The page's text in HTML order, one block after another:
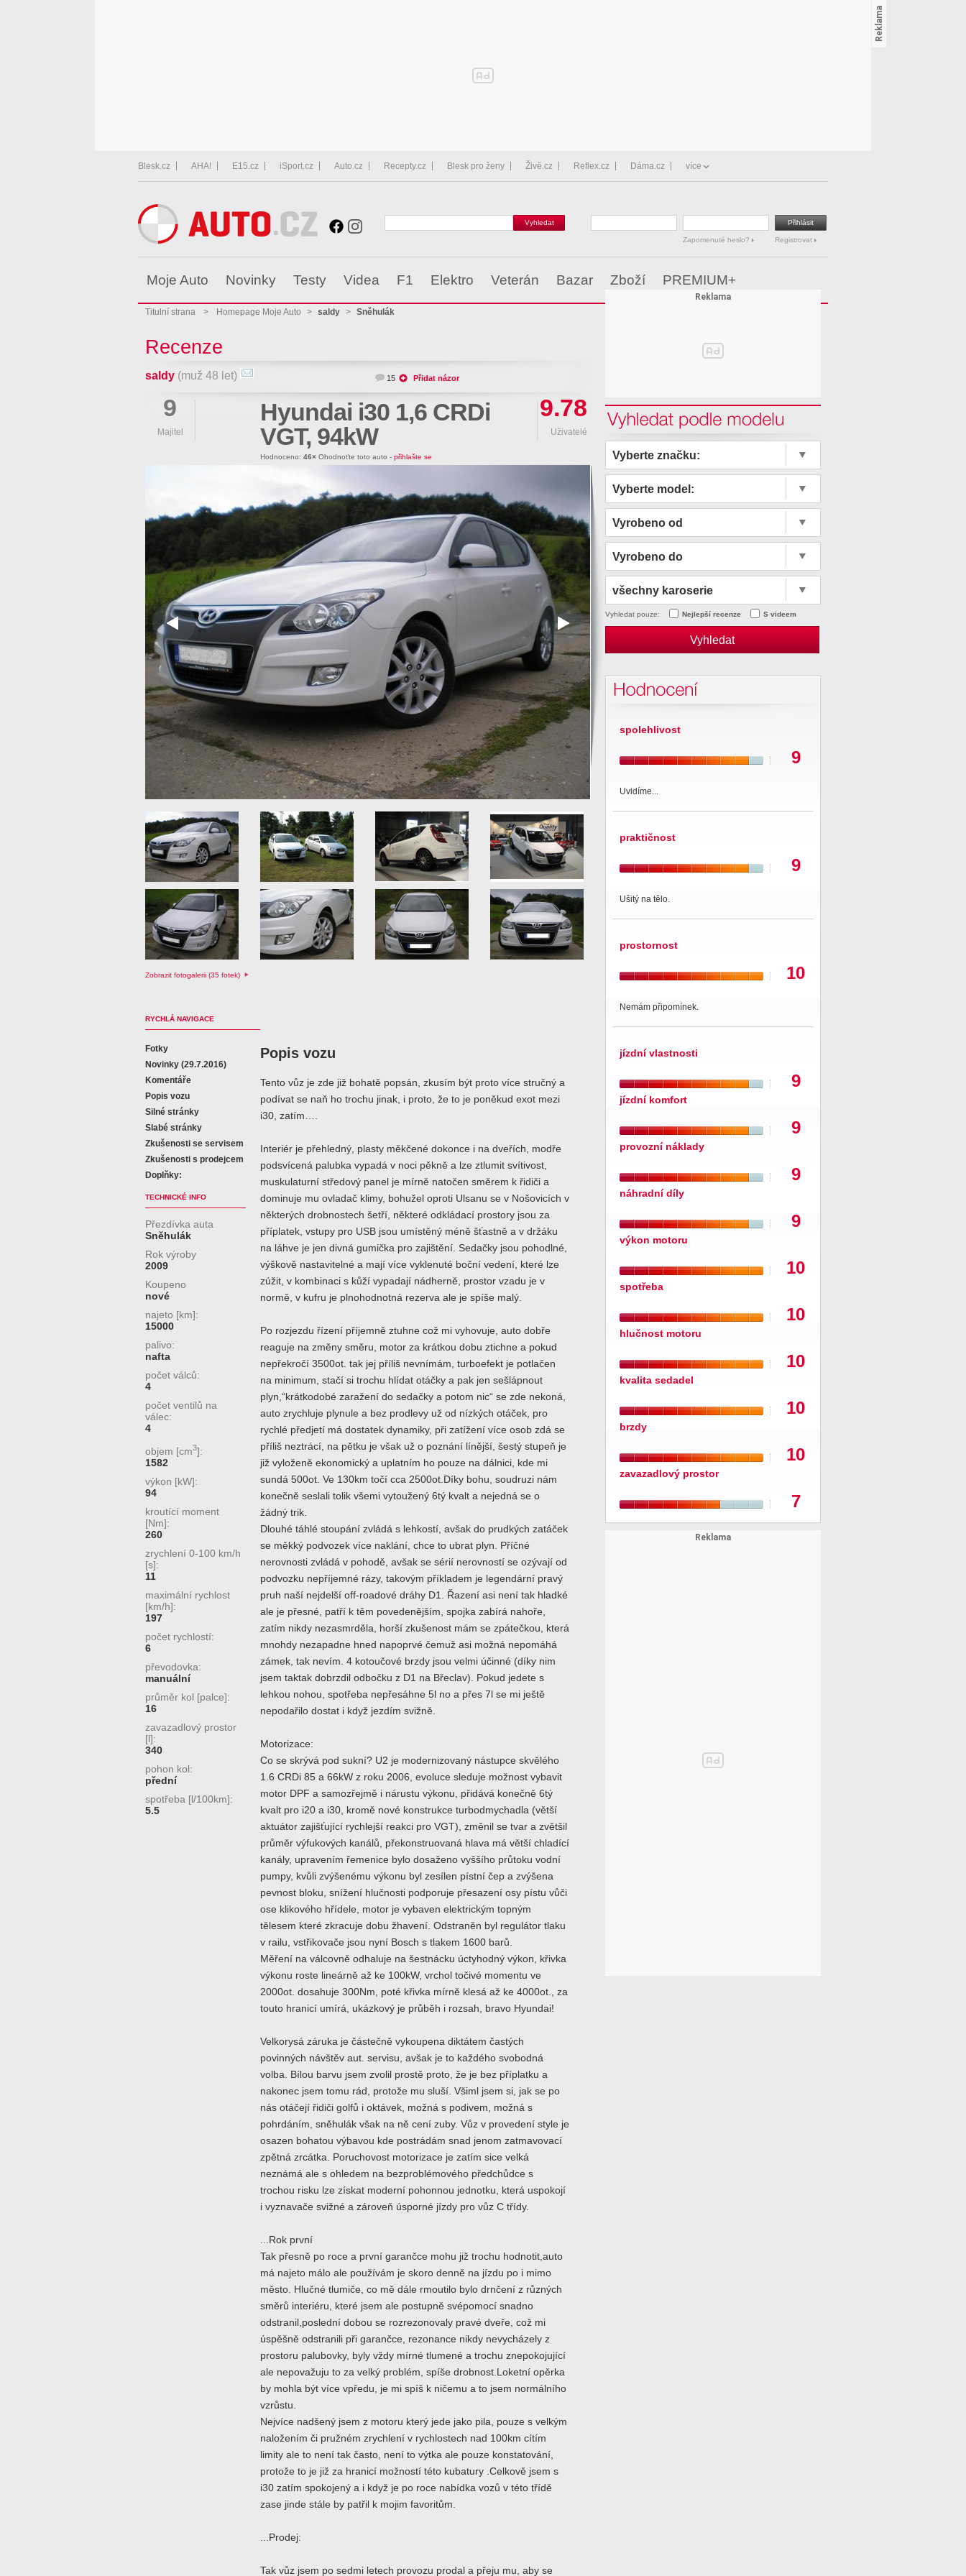
Blesk.cz AHA! E15.cz iSport.cz Auto.cz Recepty.cz Blesk pro ženy Živě.cz Reflex.cz Dáma.cz více
Zapomenuté heslo? Registrovat
Moje Auto Novinky Testy Videa F1 Elektro Veterán Bazar Zboží PREMIUM+
Titulní strana > Homepage Moje Auto > saldy > Sněhulák
Recenze
saldy (muž 48 let) 15 Přidat názor
9
Majitel
Hyundai i30 1,6 CRDi
VGT, 94kW
9.78
Uživatelé
Hodnoceno: 46× Ohodnoťte toto auto - přihlašte se
Zobrazit fotogalerii (35 fotek)
RYCHLÁ NAVIGACE
Fotky
Novinky (29.7.2016)
Komentáře
Popis vozu
Silné stránky
Slabé stránky
Zkušenosti se servisem
Zkušenosti s prodejcem
Doplňky:
TECHNICKÉ INFO
Přezdívka auta
Sněhulák
Rok výroby
2009
Koupeno
nové
najeto [km]:
15000
palivo:
nafta
počet válců:
4
počet ventilů na
válec:
4
objem [cm3]:
1582
výkon [kW]:
94
kroutící moment
[Nm]:
260
zrychlení 0-100 km/h
[s]:
11
maximální rychlost
[km/h]:
197
počet rychlostí:
6
převodovka:
manuální
průměr kol [palce]:
16
zavazadlový prostor
[l]:
340
pohon kol:
přední
spotřeba [l/100km]:
5.5
Popis vozu
Tento vůz je zde již bohatě popsán, zkusím být proto více stručný a
podívat se naň ho trochu jinak, i proto, že to je poněkud exot mezi
i30, zatím….
Interiér je přehledný, plasty měkčené dokonce i na dveřích, modře
podsvícená palubka vypadá v noci pěkně a lze ztlumit svítivost,
muskulaturní středový panel je mírně natočen směrem k řidiči a
dominuje mu ovladač klimy, bohužel oproti Ulsanu se v Nošovicích v
některých drobnostech šetří, některé odkládací prostory jsou za
příplatek, vstupy pro USB jsou umístěný méně šťastně a v držáku
na láhve je jen divná gumička pro zajištění. Sedačky jsou pohodlné,
výškově nastavitelné a mají více vyklenuté boční vedení, které lze
zúžit, v kombinaci s kůží vypadají nádherně, prostor vzadu je v
normě, v kufru je plnohodnotná rezerva ale je spíše malý.
Po rozjezdu řízení příjemně ztuhne což mi vyhovuje, auto dobře
reaguje na změny směru, motor za krátkou dobu ztichne a pokud
nepřekročí 3500ot. tak jej příliš nevnímám, turboefekt je potlačen
na minimum, stačí si trochu hlídat otáčky a pak jen sešlápnout
plyn,“krátkodobé zaražení do sedačky a potom nic“ se zde nekoná,
auto zrychluje plynule a bez prodlevy už od nízkých otáček, pro
rychlé předjetí má dostatek dynamiky, při zatížení více osob zdá se
příliš neztrácí, na pětku je však už o poznání línější, šestý stupeň je
již vyloženě ekonomický a uplatním ho pouze na dálnici, kde mi
sundá 500ot. Ve 130km točí cca 2500ot.Díky bohu, soudruzi nám
konečně seslali tolik všemi vytoužený 6tý kvalt a nejedná se o
žádný trik.
Dlouhé táhlé stoupání zvládá s lehkostí, avšak do prudkých zatáček
se měkký podvozek více naklání, chce to ubrat plyn. Příčné
nerovnosti zvládá v pohodě, avšak se sérií nerovností se ozývají od
podvozku nepříjemné rázy, takovým příkladem je legendární pravý
pruh naší nejdelší off-roadové dráhy D1. Řazení asi není tak hladké
ale je přesné, patří k těm povedenějším, spojka zabírá nahoře,
zatím nikdy nezasmrděla, horší zkušenost mám se zpátečkou, která
mnohdy nezapadne hned napoprvé čemuž asi možná nepomáhá
zámek, tak nevím. 4 kotoučové brzdy jsou velmi účinné (díky nim
jsem taktak dobrzdil odbočku z D1 na Břeclav). Pokud jedete s
lehkou nohou, spotřeba nepřesáhne 5l no a přes 7l se mi ještě
nepodařilo dostat i když jezdím svižně.
Motorizace:
Co se skrývá pod sukní? U2 je modernizovaný nástupce skvělého
1.6 CRDi 85 a 66kW z roku 2006, evoluce sleduje možnost vybavit
motor DPF a samozřejmě i nárustu výkonu, přidává konečně 6tý
kvalt pro i20 a i30, kromě nové konstrukce turbodmychadla (větší
aktuátor zajišťující rychlejší reakci pro VGT), změnil se tvar a zvětšil
průměr výfukových kanálů, překonstruovaná hlava má větší chladící
kanály, upravením řemenice bylo dosaženo vyššího průtoku vodní
pumpy, kvůli zvýšenému výkonu byl zesílen pístní čep a zvýšena
pevnost bloku, snížení hlučnosti podporuje přesazení osy pístu vůči
ose klikového hřídele, motor je vybaven elektrickým topným
tělesem které zkracuje dobu žhavení. Odstraněn byl regulátor tlaku
v railu, vstřikovače jsou nyní Bosch s tlakem 1600 barů.
Měření na válcovně odhaluje na šestnácku úctyhodný výkon, křivka
výkonu roste lineárně až ke 100kW, vrchol točivé momentu ve
2000ot. dosahuje 300Nm, poté křivka mírně klesá až ke 4000ot., za
touto hranicí umírá, ukázkový je průběh i rozsah, bravo Hyundai!
Velkorysá záruka je částečně vykoupena diktátem častých
povinných návštěv aut. servisu, avšak je to každého svobodná
volba. Bílou barvu jsem zvolil prostě proto, že je bez příplatku a
nakonec jsem tomu rád, protože mu sluší. Všiml jsem si, jak se po
nás otáčejí řidiči golfů i oktávek, možná s podivem, možná s
pohrdáním, sněhulák však na ně cení zuby. Vůz v provedení style je
osazen bohatou výbavou kde postrádám snad jenom zatmavovací
zpětná zrcátka. Poruchovost motorizace je zatím sice velká
neznámá ale s ohledem na bezproblémového předchůdce s
trochou risku lze získat moderní pohonnou jednotku, která uspokojí
i vyznavače svižné a zároveň úsporné jízdy pro vůz C třídy.
...Rok první
Tak přesně po roce a první garančce mohu již trochu hodnotit,auto
má najeto málo ale používám je skoro denně na jízdu po i mimo
město. Hlučné tlumiče, co mě dále rmoutilo bylo drnčení z různých
směrů interiéru, které jsem ale postupně svépomocí snadno
odstranil,poslední dobou se rozrezonovaly pravé dveře, což mi
úspěšně odstranili při garančce, rezonance nikdy nevycházely z
prostoru palubovky, byly vždy mírné tlumené a trochu znepokojující
ale nepovažuju to za velký problém, spíše drobnost.Loketní opěrka
by mohla být více vpředu, je mi spíš k ničemu a to jsem normálního
vzrůstu.
Nejvíce nadšený jsem z motoru který jede jako pila, pouze s velkým
naložením či pružném zrychlení v rychlostech nad 100km cítím
limity ale to není tak často, není to výtka ale pouze konstatování,
protože to je již za hranicí možností této kubatury .Celkově jsem s
i30 zatím spokojený a i když je po roce nabídka vozů v této třídě
zase jinde stále by patřil k mojim favoritům.
...Prodej:
Tak vůz jsem po sedmi letech provozu prodal a přeju mu, aby se
Vyhledat podle modelu
Vyberte značku:
Vyberte model:
Vyrobeno od
Vyrobeno do
všechny karoserie
Vyhledat pouze: Nejlepší recenze S videem
Hodnocení
spolehlivost
9
Uvidíme...
praktičnost
9
Ušitý na tělo.
prostornost
10
Nemám připomínek.
jízdní vlastnosti
9
jízdní komfort
9
provozní náklady
9
náhradní díly
9
výkon motoru
10
spotřeba
10
hlučnost motoru
10
kvalita sedadel
10
brzdy
10
zavazadlový prostor
7